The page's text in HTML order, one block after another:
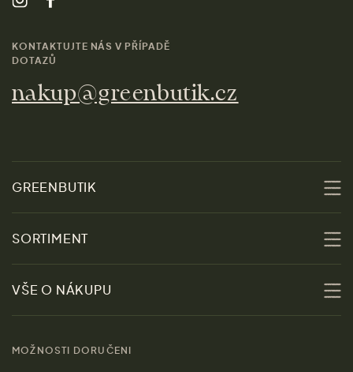
KONTAKTUJTE NÁS V PŘÍPADĚ
DOTAZŮ
nakup@greenbutik.cz
GREENBUTIK
Udržitelnost
Obchody
SORTIMENT
Slevy
Ženy
Muži
VŠE O NÁKUPU
MOŽNOSTI DORUČENI